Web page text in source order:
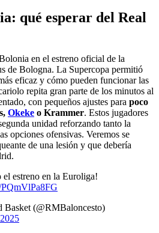
qué esperar del Real
en el estreno oficial de la
de Bologna. La Supercopa permitió
eficaz y cómo pueden funcionar las
repita gran parte de los minutos al
con pequeños ajustes para poco
Okeke o Krammer. Estos jugadores
unidad reforzando tanto la
opciones ofensivas. Veremos se
de una lesión y que debería
el estreno en la Euroliga!
(@RMBaloncesto)